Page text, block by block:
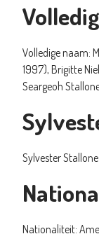
Volledige naam:
1997), Brigitte
Seargeoh
Sylvester
Nationaliteit: